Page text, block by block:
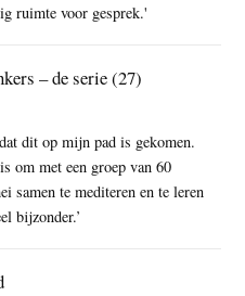
ruimte voor gesprek.'
– de serie (27)
dit op mijn pad is gekomen.
om met een groep van 60
samen te mediteren en te leren
bijzonder.’